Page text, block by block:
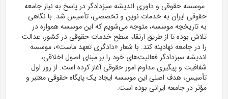
موسسه حقوقی و داوری اندیشه سبزدادگر در پاسخ به نیاز جامعه
حقوقی ایران به خدمات نوین و تخصصی، تأسیس شد. با نگاهی
به تاریخچه موسسه، متوجه می‌شویم که این موسسه همواره در
تلاش بوده تا از طریق ارتقاء سطح خدمات حقوقی در کشور، عدالت
را در جامعه نهادینه کند. با شعار «دادگری تعهد ماست»، موسسه
اندیشه سبزدادگر فعالیت‌های خود را بر مبنای اصول اخلاقی،
شفافیت و پیگیری مداوم امور حقوقی آغاز کرده است. از روز اول
تأسیس، هدف اصلی این موسسه ایجاد یک پایگاه حقوقی معتبر و
مؤثر در جامعه ایرانی بوده است.